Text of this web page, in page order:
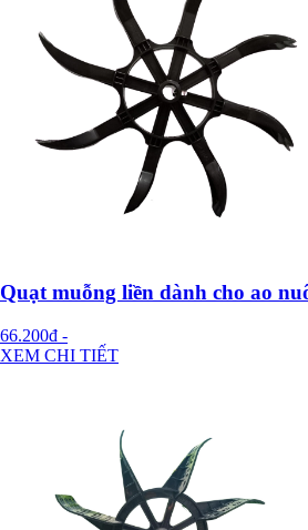
Quạt muỗng liền dành cho ao
66.200đ -
XEM CHI TIẾT